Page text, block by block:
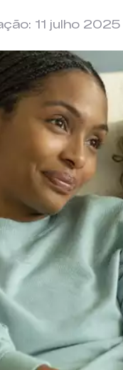
11 julho 2025